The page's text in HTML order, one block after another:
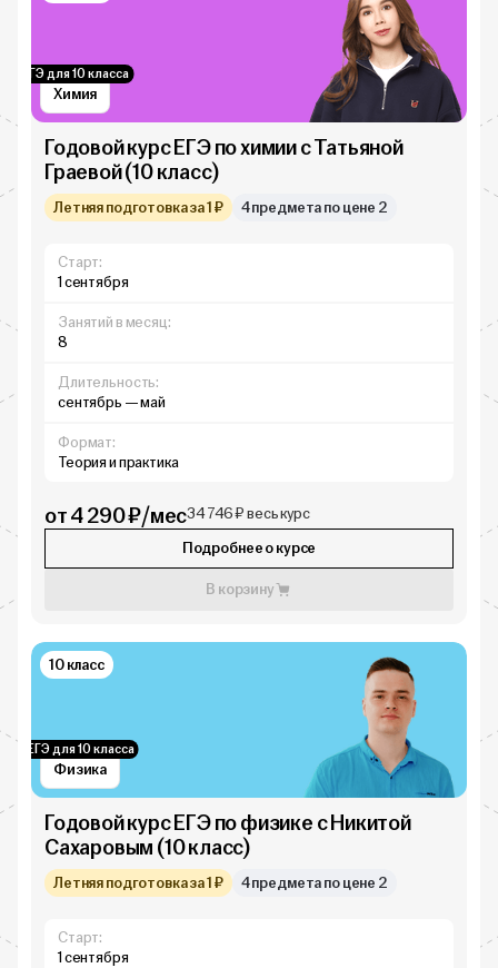
Химия
ЕГЭ для 10 класса
Годовой курс ЕГЭ по химии с Татьяной
Граевой (10 класс)
Летняя подготовка за 1 ₽ 4 предмета по цене 2
Старт:
1 сентября
Занятий в месяц:
8
Длительность:
сентябрь — май
Формат:
Теория и практика
от 4 290 ₽/мес34 746 ₽ весь курс
Подробнее о курсе
В корзину
Физика
ЕГЭ для 10 класса
10 класс
Годовой курс ЕГЭ по физике с Никитой
Сахаровым (10 класс)
Летняя подготовка за 1 ₽ 4 предмета по цене 2
Старт:
1 сентября